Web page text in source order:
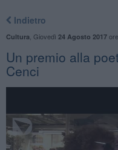
Indietro
Cultura Giovedì 24 Agosto 2017
Un premio alla
Cenci